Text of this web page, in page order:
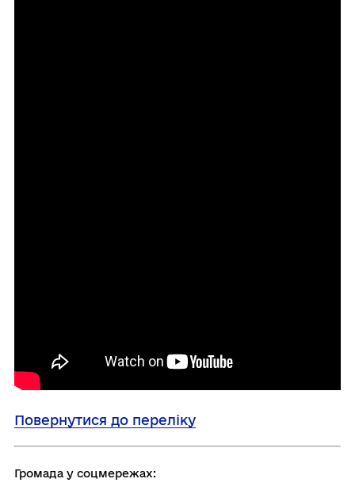
Повернутися до переліку
Громада у соцмережах: